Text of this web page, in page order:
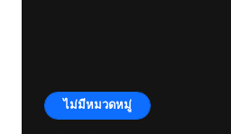
ไม่มีหมวดหมู่